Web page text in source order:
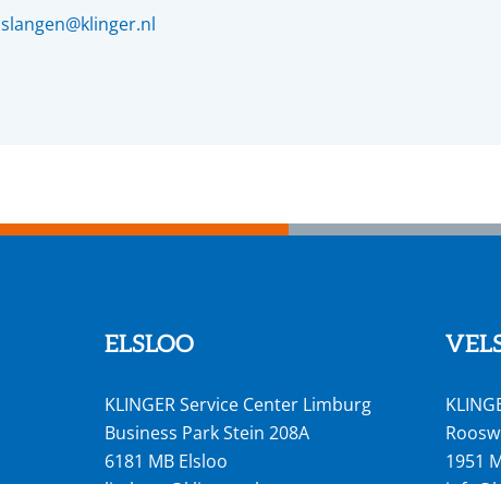
slangen@klinger.nl
ELSLOO
KLINGER Service Center Limburg
Business Park Stein 208A
6181 MB Elsloo
1951